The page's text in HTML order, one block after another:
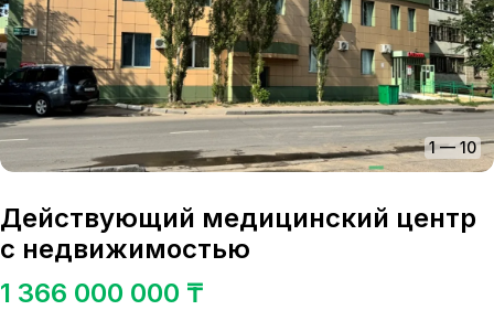
1— 10
Действующий медицинский центр
с недвижимостью
1 366 000 000 ₸